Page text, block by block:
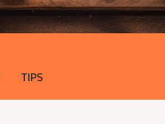
TIPS